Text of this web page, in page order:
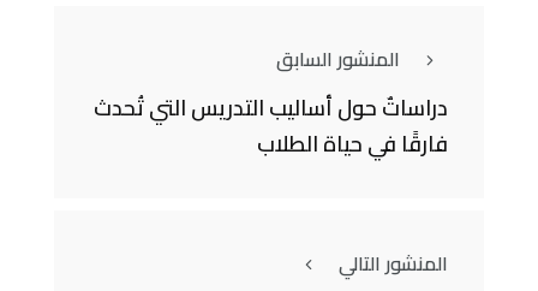
المنشور السابق
دراساتٌ حول أساليب التدريس التي تُحدث
فارقًا في حياة الطلاب
المنشور التالي